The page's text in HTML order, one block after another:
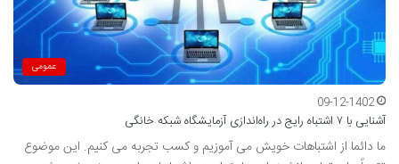
عمومی
09-12-1402
آشنایی با ۷ اشتباه رایج در راه‌اندازی آزمایشگاه شبکه خانگی
ما دائما از اشتباهات خویش می آموزیم و کسب تجربه می کنیم. این موضوع